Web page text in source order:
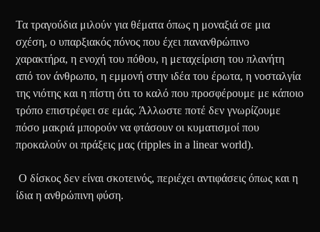
Τα τραγούδια μιλούν για θέματα όπως η μοναξιά σε μια
σχέση, ο υπαρξιακός πόνος που έχει πανανθρώπινο
χαρακτήρα, η ενοχή του πόθου, η μεταχείριση του πλανήτη
από τον άνθρωπο, η εμμονή στην ιδέα του έρωτα, η νοσταλγία
της νιότης και η πίστη ότι το καλό που προσφέρουμε με κάποιο
τρόπο επιστρέφει σε εμάς. Άλλωστε ποτέ δεν γνωρίζουμε
πόσο μακριά μπορούν να φτάσουν οι κυματισμοί που
προκαλούν οι πράξεις μας (ripples in a linear world).
Ο δίσκος δεν είναι σκοτεινός, περιέχει αντιφάσεις όπως και η
ίδια η ανθρώπινη φύση.